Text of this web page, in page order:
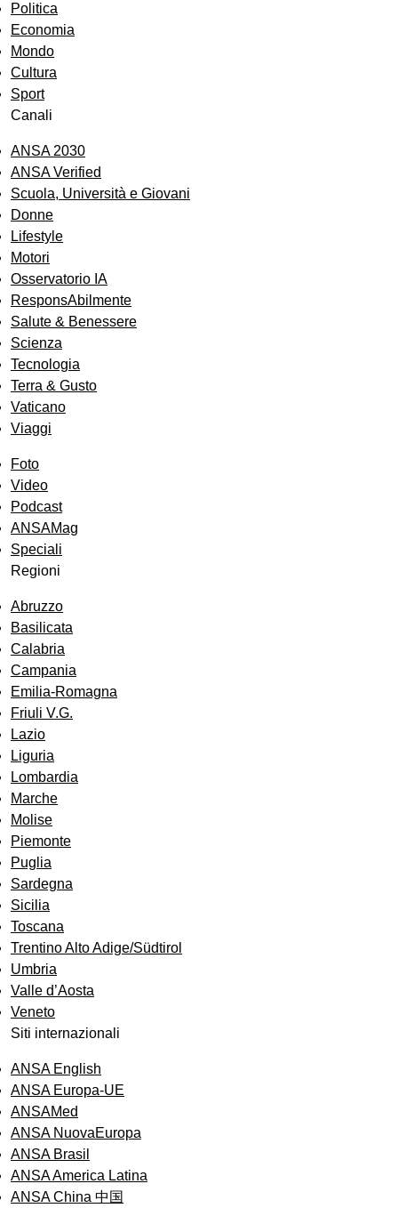
Politica
Economia
Mondo
Cultura
Sport
Canali
ANSA 2030
ANSA Verified
Scuola, Università e Giovani
Donne
Lifestyle
Motori
Osservatorio IA
ResponsAbilmente
Salute & Benessere
Scienza
Tecnologia
Terra & Gusto
Vaticano
Viaggi
Foto
Video
Podcast
ANSAMag
Speciali
Regioni
Abruzzo
Basilicata
Calabria
Campania
Emilia-Romagna
Friuli V.G.
Lazio
Liguria
Lombardia
Marche
Molise
Piemonte
Puglia
Sardegna
Sicilia
Toscana
Trentino Alto Adige/Südtirol
Umbria
Valle d’Aosta
Veneto
Siti internazionali
ANSA English
ANSA Europa-UE
ANSAMed
ANSA NuovaEuropa
ANSA Brasil
ANSA America Latina
ANSA China 中国